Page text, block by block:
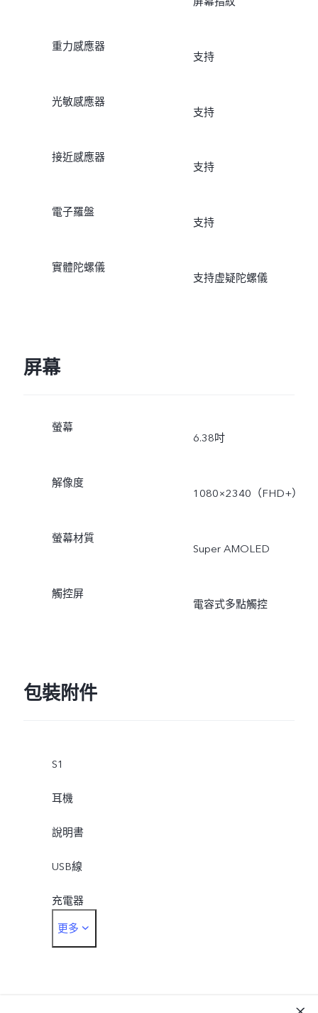
重力感應器
支持
光敏感應器
支持
接近感應器
支持
電子羅盤
支持
實體陀螺儀
支持虚疑陀螺儀
屏幕
螢幕
6.38吋
解像度
1080×2340（FHD+）
螢幕材質
Super AMOLED
觸控屏
電容式多點觸控
包裝附件
S1
耳機
說明書
USB線
充電器
卡針
更多